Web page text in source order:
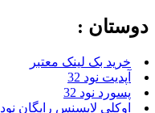
دوستان :
خرید بک لینک معتبر
آپدیت نود 32
پسورد نود 32
اوکلی لایسنس رایگان نود 32